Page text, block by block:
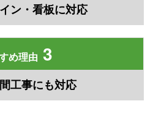
ン・看板に対応
め理由 3
工事にも対応